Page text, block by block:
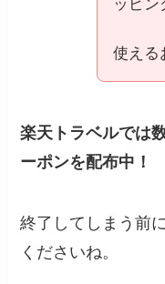
ッピン
使える
楽天トラベルでは
ーポンを配布中！
終了してしまう前
くださいね。